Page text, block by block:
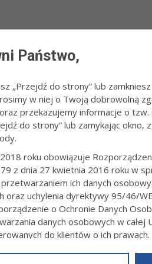
/ Akcja "Dzielmy się chlebem"
SIĘ
r.fot. Paweł Topolski
Państwo,
„Przejdź do strony” lub
w niej o Twoją dobrowolną
przekazujemy informacje o tzw.
do strony” lub zamykając okno,
roku obowiązuje
z dnia 27 kwietnia 2016 roku w
ich danych
oraz uchylenia dyrektywy 95/46/
o Ochronie Danych
danych osobowych w
do klientów o ich prawach.
powyższym, w zakładceRODOna